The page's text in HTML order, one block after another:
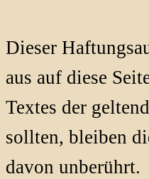
Dieser
aus auf diese
Textes der
sollten, bleiben
davon unberührt.